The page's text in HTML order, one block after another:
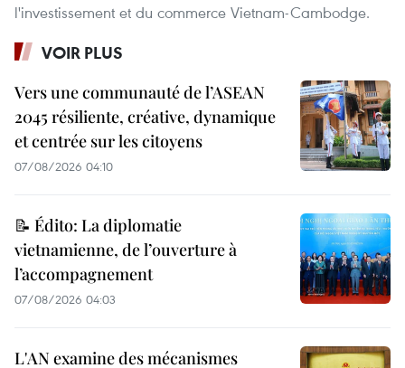
l'investissement et du commerce Vietnam-Cambodge.
VOIR PLUS
Vers une communauté de l’ASEAN
2045 résiliente, créative, dynamique
et centrée sur les citoyens
07/08/2026 04:10
📝 Édito: La diplomatie
vietnamienne, de l’ouverture à
l’accompagnement
07/08/2026 04:03
L'AN examine des mécanismes